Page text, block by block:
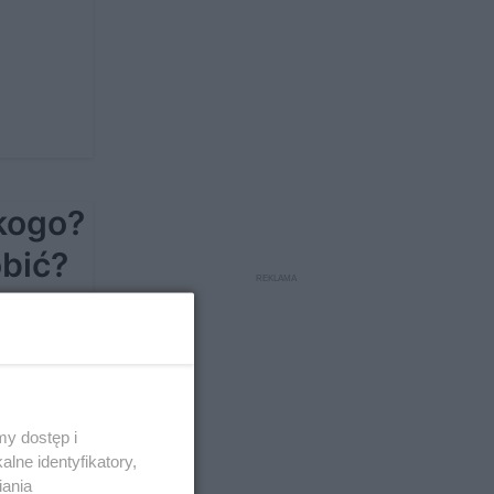
dostęp i
identyfikatory,